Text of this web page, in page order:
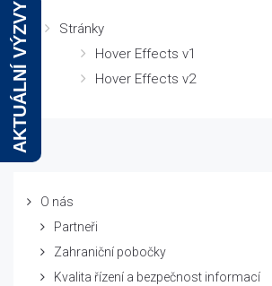
Stránky
Hover Effects v1
Hover Effects v2
O nás
Partneři
Zahraniční pobočky
Kvalita řízení a bezpečnost informací
AKTUÁLNÍ VÝZVY